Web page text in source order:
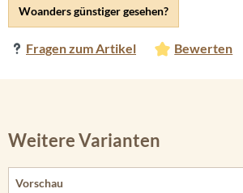
Woanders günstiger gesehen?
Fragen zum Artikel Bewerten
Weitere Varianten